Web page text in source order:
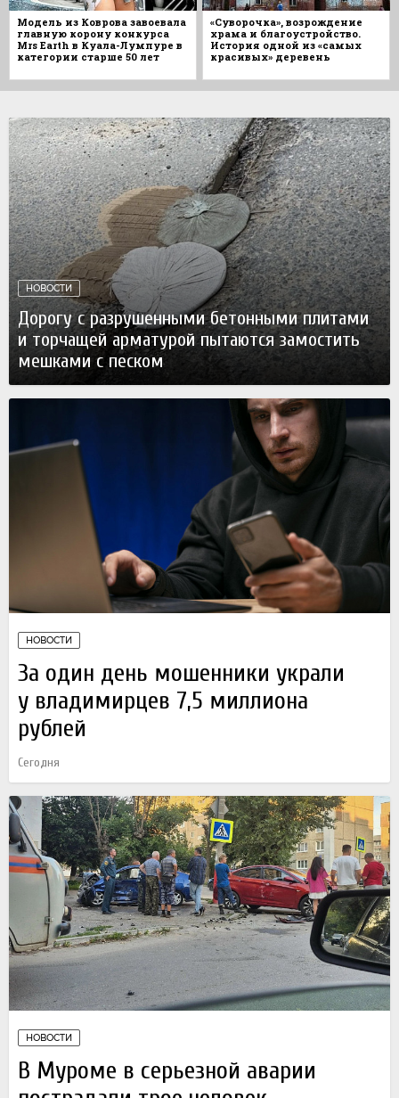
Модель из Коврова завоевала
главную корону конкурса
Mrs Earth в Куала-Лумпуре в
категории старше 50 лет
«Суворочка», возрождение
храма и благоустройство.
История одной из «самых
красивых» деревень
НОВОСТИ
Дорогу с разрушенными бетонными плитами
и торчащей арматурой пытаются замостить
мешками с песком
НОВОСТИ
За один день мошенники украли
у владимирцев 7,5 миллиона
рублей
Сегодня
НОВОСТИ
В Муроме в серьезной аварии